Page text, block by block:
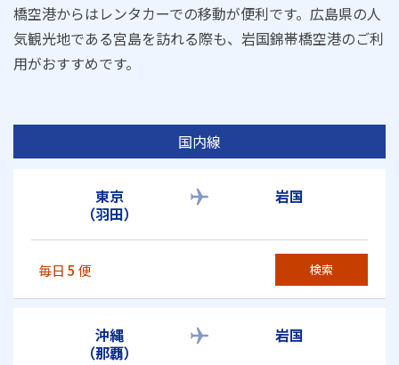
橋空港からはレンタカーでの移動が便利です。広島県の人
気観光地である宮島を訪れる際も、岩国錦帯橋空港のご利
用がおすすめです。
国内線
東京
（羽田）
岩国
毎日 5 便 検索
沖縄
（那覇）
岩国